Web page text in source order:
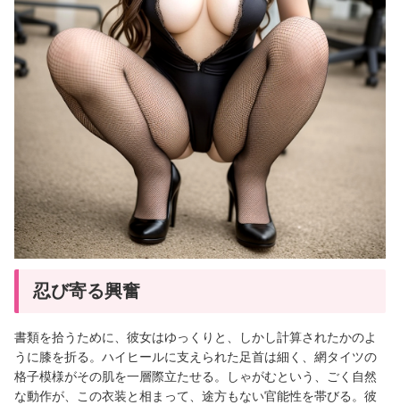
忍び寄る興奮
書類を拾うために、彼女はゆっくりと、しかし計算されたかのよ
うに膝を折る。ハイヒールに支えられた足首は細く、網タイツの
格子模様がその肌を一層際立たせる。しゃがむという、ごく自然
な動作が、この衣装と相まって、途方もない官能性を帯びる。彼